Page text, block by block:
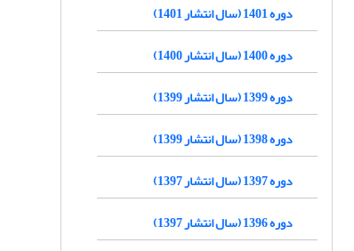
دوره 1401 (سال انتشار 1401)
دوره 1400 (سال انتشار 1400)
دوره 1399 (سال انتشار 1399)
دوره 1398 (سال انتشار 1399)
دوره 1397 (سال انتشار 1397)
دوره 1396 (سال انتشار 1397)